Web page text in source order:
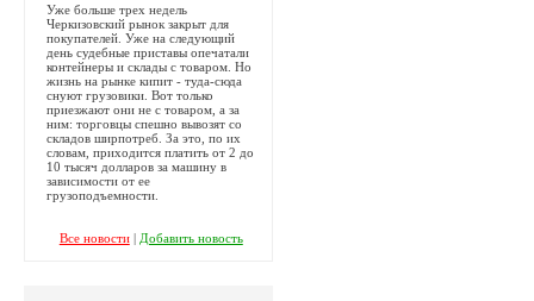
Уже больше трех недель
Черкизовский рынок закрыт для
покупателей. Уже на следующий
день судебные приставы опечатали
контейнеры и склады с товаром. Но
жизнь на рынке кипит - туда-сюда
снуют грузовики. Вот только
приезжают они не с товаром, а за
ним: торговцы спешно вывозят со
складов ширпотреб. За это, по их
словам, приходится платить от 2 до
10 тысяч долларов за машину в
зависимости от ее
грузоподъемности.
Все новости| Добавить новость